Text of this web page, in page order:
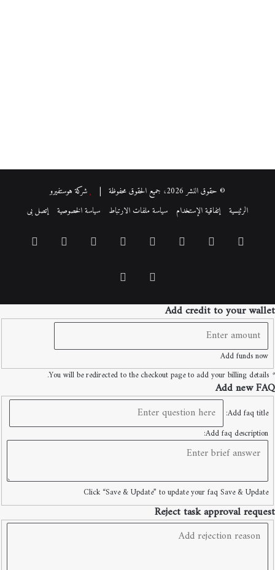
© حقوق النشر 2026، جميع الحقوق محفوظة |
شركة هوستفيرو
الرئيسية
إتفاقية الإستخدام سياسة ملفات الارتباط سياسة الخصوصية إتصل بى
فيسبوك بينتيريست لينكدإن ‫YouTube انستقرام
‏Google
Play الموقع
Add credit to your wallet
Add funds now
*
You will be redirected to the checkout page to add your billing details.
Add new FAQ
Add faq title:
Add faq description:
Click “Save & Update” to update your faqSave & Update
Reject task approval request